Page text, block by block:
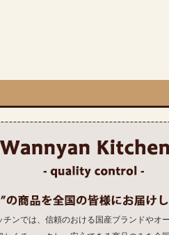
チンでは、信頼のおける国産ブランドやオ